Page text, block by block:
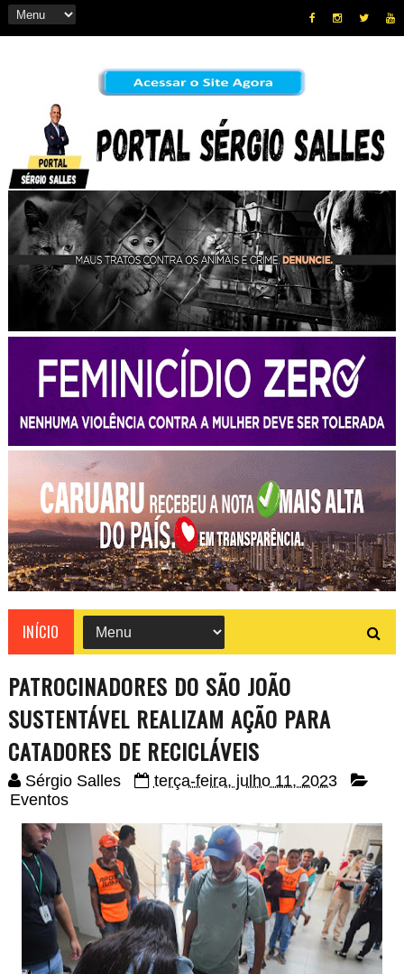
INÍCIO
PATROCINADORES DO SÃO JOÃO
SUSTENTÁVEL REALIZAM AÇÃO PARA
CATADORES DE RECICLÁVEIS
Sérgio Salles
terça-feira, julho 11, 2023
Eventos